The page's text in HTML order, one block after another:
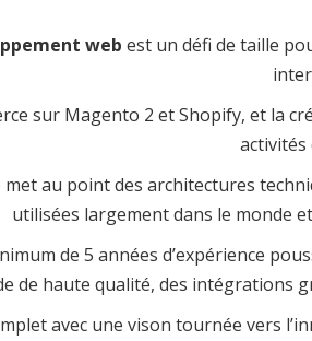
web est un défi de taille
sur Magento 2 et Shopify, et la
activités
au point des architectures
utilisées largement dans le monde
de 5 années d’expérience
de haute qualité, des intégrations
avec une vison tournée vers